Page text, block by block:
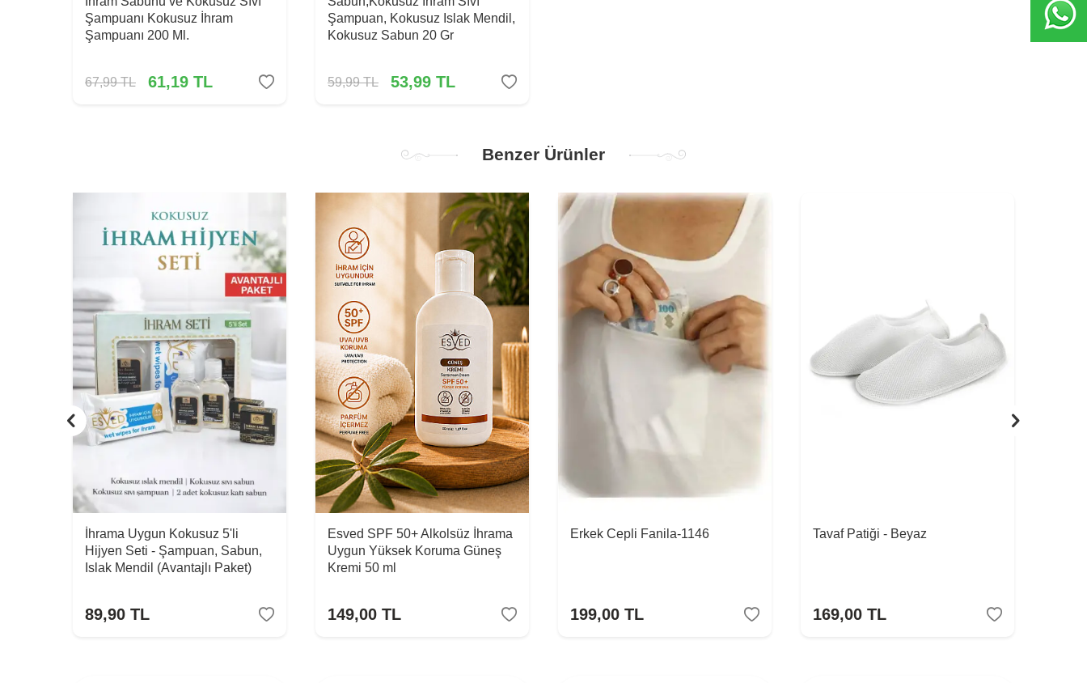
Şampuanı Kokusuz İhram
Şampuanı 200 Ml.
67,99TL 61,19 TL
Şampuan, Kokusuz Islak Mendil,
Kokusuz Sabun 20 Gr
59,99TL 53,99 TL
Benzer Ürünler
İhrama Uygun Kokusuz 5'li
Hijyen Seti - Şampuan, Sabun,
Islak Mendil (Avantajlı Paket)
89,90 TL
Esved SPF 50+ Alkolsüz İhrama
Uygun Yüksek Koruma Güneş
Kremi 50 ml
149,00 TL
Erkek Cepli Fanila-1146
199,00 TL
Tavaf Patiği - Beyaz
169,00 TL